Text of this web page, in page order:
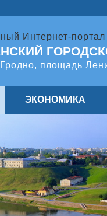
Интернет-портал
Гродно, площадь
ЭКОНОМИКА